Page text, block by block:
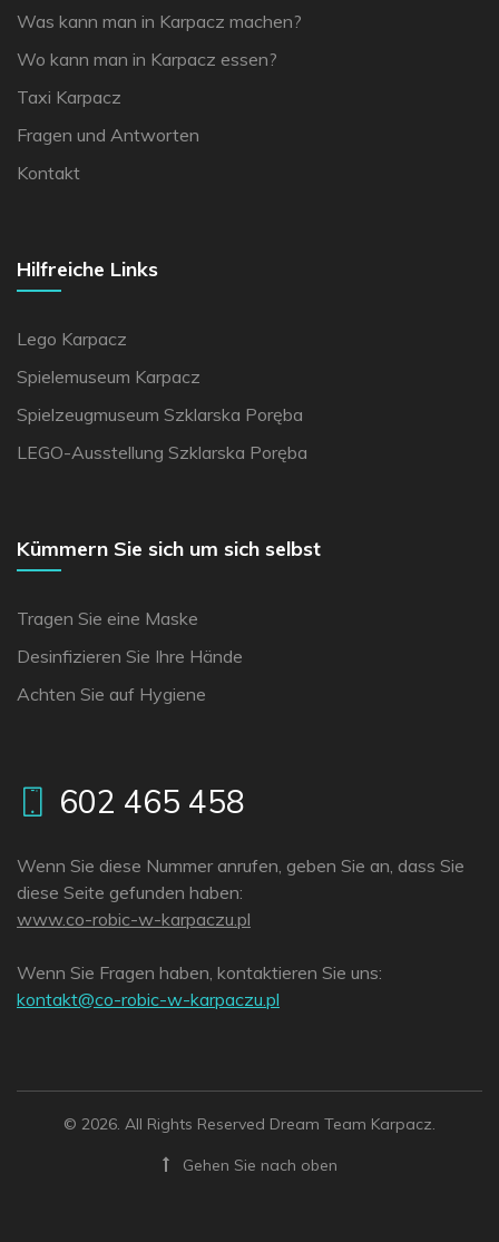
Was kann man in Karpacz machen?
Wo kann man in Karpacz essen?
Taxi Karpacz
Fragen und Antworten
Kontakt
Hilfreiche Links
Lego Karpacz
Spielemuseum Karpacz
Spielzeugmuseum Szklarska Poręba
LEGO-Ausstellung Szklarska Poręba
Kümmern Sie sich um sich selbst
Tragen Sie eine Maske
Desinfizieren Sie Ihre Hände
Achten Sie auf Hygiene
602 465 458
Wenn Sie diese Nummer anrufen, geben Sie an, dass Sie
diese Seite gefunden haben:
www.co-robic-w-karpaczu.pl
Wenn Sie Fragen haben, kontaktieren Sie uns:
lp.uzcaprak-w-cibor-oc@tkatnok
Gehen Sie nach oben
© 2026. All Rights Reserved Dream Team Karpacz.